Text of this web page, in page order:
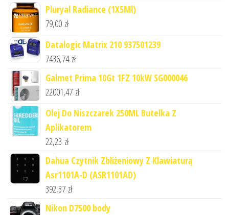
Pluryal Radiance (1X5Ml)
79,00 zł
Datalogic Matrix 210 937501239
7436,74 zł
Galmet Prima 10Gt 1FZ 10kW SG000046
22001,47 zł
Olej Do Niszczarek 250ML Butelka Z
Aplikatorem
22,23 zł
Dahua Czytnik Zbliżeniowy Z Klawiaturą
Asr1101A-D (ASR1101AD)
392,37 zł
Nikon D7500 body